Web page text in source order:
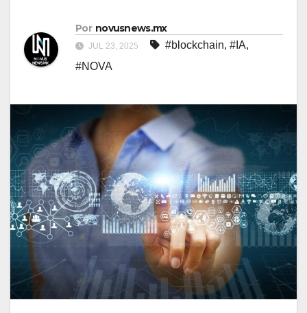
Por novusnews.mx
JUL 23, 2025 #blockchain, #IA,
#NOVA